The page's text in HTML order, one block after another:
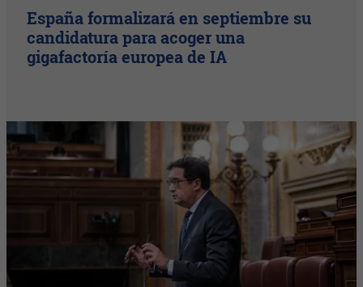
España formalizará en septiembre su
candidatura para acoger una
gigafactoría europea de IA